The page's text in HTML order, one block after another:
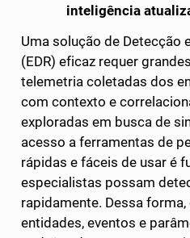
inteligência
Uma solução de Detecção
(EDR) eficaz requer
telemetria coletadas dos
com contexto e
exploradas em busca de
acesso a ferramentas de
rápidas e fáceis de usar é
especialistas possam
rapidamente. Dessa
entidades, eventos e